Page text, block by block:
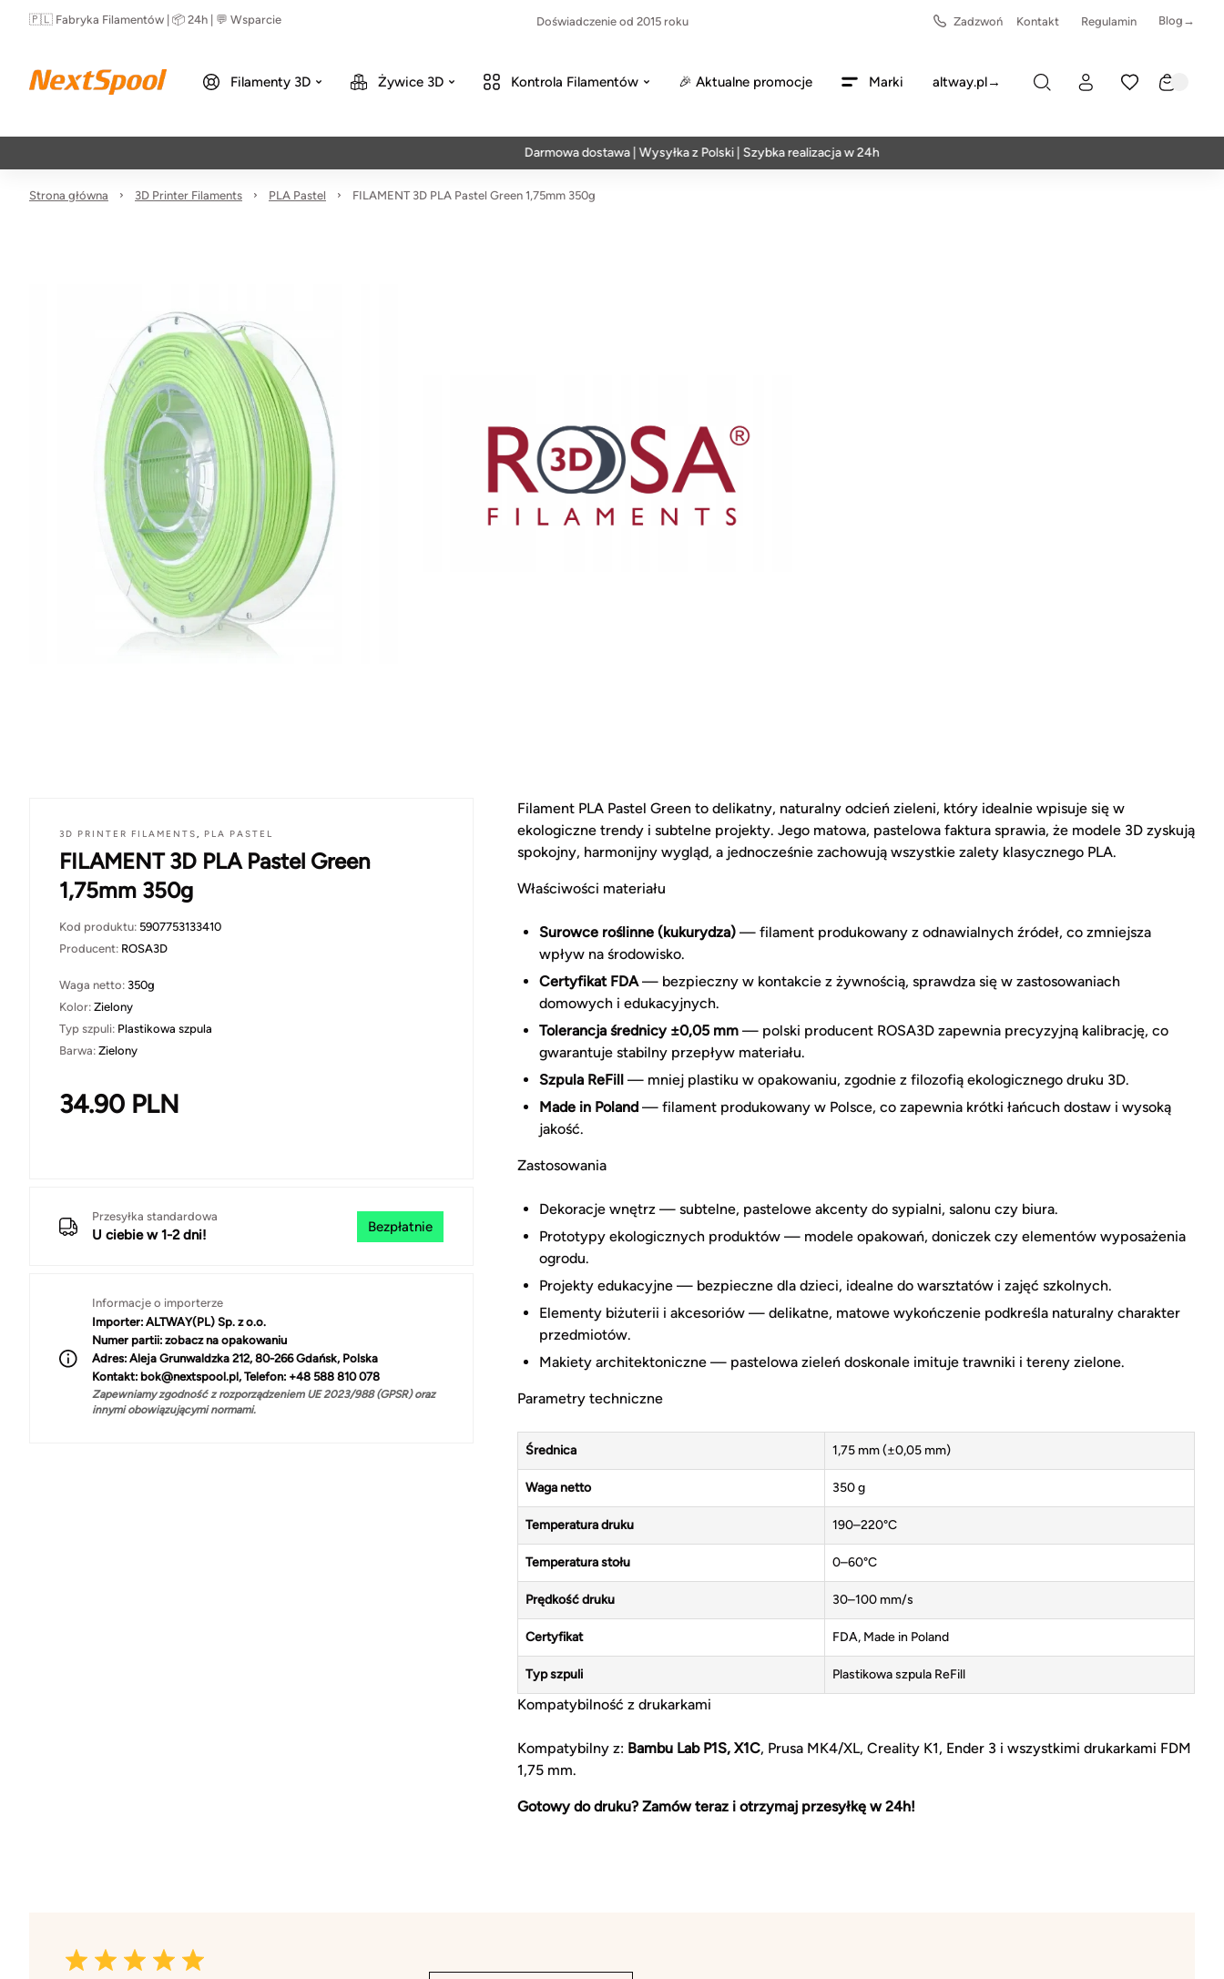
🇵🇱 Fabryka Filamentów | 📦 24h | 💬 Wsparcie Doświadczenie od 2015 roku Zadzwoń Kontakt Regulamin Blog→
Filamenty 3D Żywice 3D Kontrola Filamentów 🎉 Aktualne promocje Marki altway.pl→
Darmowa dostawa | Wysyłka z Polski | Szybka realizacja w 24h
Strona główna 3D Printer Filaments PLA Pastel FILAMENT 3D PLA Pastel Green 1,75mm 350g
3D PRINTER FILAMENTS, PLA PASTEL
FILAMENT 3D PLA Pastel Green
1,75mm 350g
Kod produktu: 5907753133410
Producent: ROSA3D
Waga netto: 350g
Kolor: Zielony
Typ szpuli: Plastikowa szpula
Barwa: Zielony
34.90 PLN
Przesyłka standardowa
U ciebie w 1-2 dni!
Bezpłatnie
Informacje o importerze
Importer: ALTWAY(PL) Sp. z o.o.
Numer partii: zobacz na opakowaniu
Adres: Aleja Grunwaldzka 212, 80-266 Gdańsk, Polska
Kontakt: bok@nextspool.pl, Telefon: +48 588 810 078
Zapewniamy zgodność z rozporządzeniem UE 2023/988 (GPSR) oraz
innymi obowiązującymi normami.
Filament PLA Pastel Green to delikatny, naturalny odcień zieleni, który idealnie wpisuje się w
ekologiczne trendy i subtelne projekty. Jego matowa, pastelowa faktura sprawia, że modele 3D zyskują
spokojny, harmonijny wygląd, a jednocześnie zachowują wszystkie zalety klasycznego PLA.
Właściwości materiału
Surowce roślinne (kukurydza) — filament produkowany z odnawialnych źródeł, co zmniejsza
wpływ na środowisko.
Certyfikat FDA— bezpieczny w kontakcie z żywnością, sprawdza się w zastosowaniach
domowych i edukacyjnych.
Tolerancja średnicy ±0,05 mm — polski producent ROSA3D zapewnia precyzyjną kalibrację, co
gwarantuje stabilny przepływ materiału.
Szpula ReFill — mniej plastiku w opakowaniu, zgodnie z filozofią ekologicznego druku 3D.
Made in Poland — filament produkowany w Polsce, co zapewnia krótki łańcuch dostaw i wysoką
jakość.
Zastosowania
Dekoracje wnętrz — subtelne, pastelowe akcenty do sypialni, salonu czy biura.
Prototypy ekologicznych produktów — modele opakowań, doniczek czy elementów wyposażenia
ogrodu.
Projekty edukacyjne — bezpieczne dla dzieci, idealne do warsztatów i zajęć szkolnych.
Elementy biżuterii i akcesoriów — delikatne, matowe wykończenie podkreśla naturalny charakter
przedmiotów.
Makiety architektoniczne — pastelowa zieleń doskonale imituje trawniki i tereny zielone.
Parametry techniczne
Średnica 1,75 mm (±0,05 mm)
Waga netto 350 g
Temperatura druku 190–220°C
Temperatura stołu 0–60°C
Prędkość druku 30–100 mm/s
Certyfikat FDA, Made in Poland
Typ szpuli Plastikowa szpula ReFill
Kompatybilność z drukarkami
Kompatybilny z: Bambu Lab P1S, X1C, Prusa MK4/XL, Creality K1, Ender 3 i wszystkimi drukarkami FDM
1,75 mm.
Gotowy do druku? Zamów teraz i otrzymaj przesyłkę w 24h!